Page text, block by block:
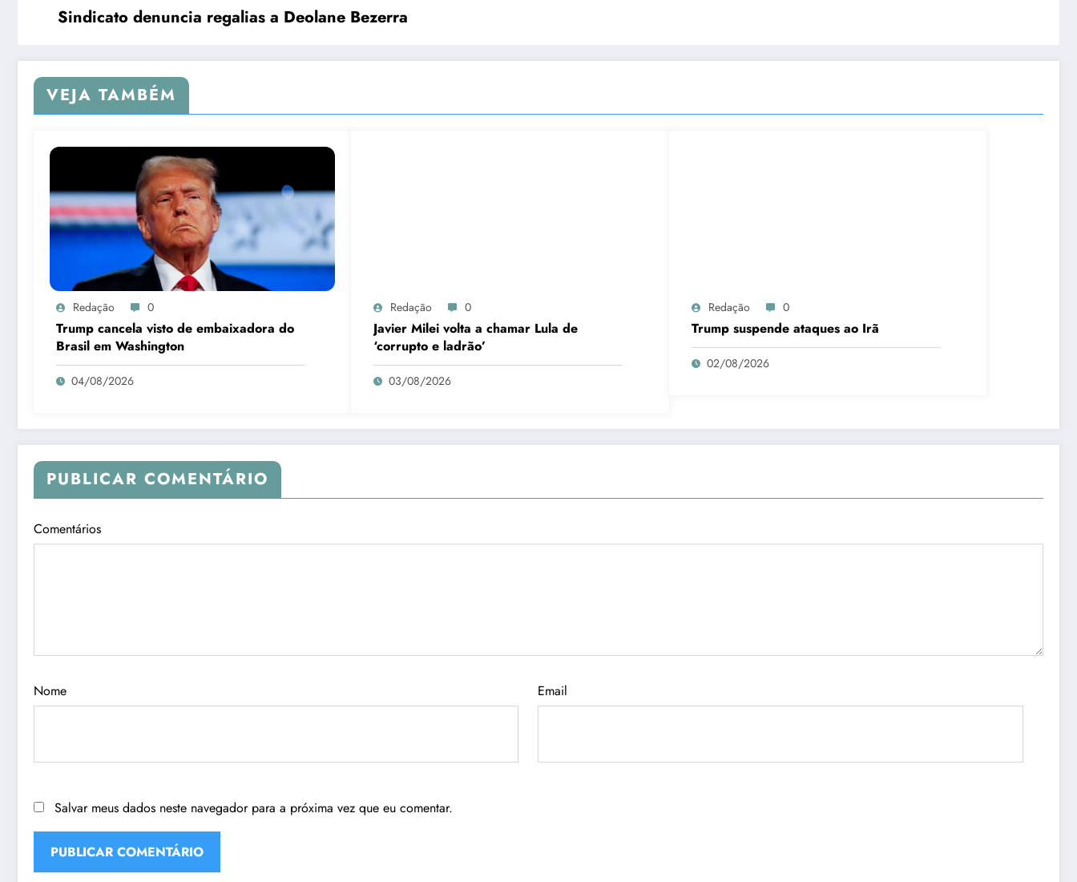
Sindicato denuncia regalias a Deolane Bezerra
VEJA TAMBÉM
Redação 0
Trump cancela visto de embaixadora do
Brasil em Washington
04/08/2026
Redação 0
Javier Milei volta a chamar Lula de
‘corrupto e ladrão’
03/08/2026
Redação 0
Trump suspende ataques ao Irã
02/08/2026
PUBLICAR COMENTÁRIO
Comentários
Nome Email
Salvar meus dados neste navegador para a próxima vez que eu comentar.